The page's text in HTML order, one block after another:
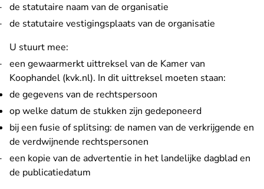
de statutaire naam van de organisatie
de statutaire vestigingsplaats van de organisatie
U stuurt mee:
een gewaarmerkt uittreksel van de Kamer van
Koophandel (kvk.nl)- U verlaat Rechtspraak.nl
. In dit uittreksel moeten staan:
de gegevens van de rechtspersoon
op welke datum de stukken zijn gedeponeerd
bij een fusie of splitsing: de namen van de verkrijgende en
de verdwijnende rechtspersonen
een kopie van de advertentie in het landelijke dagblad en
de publicatiedatum